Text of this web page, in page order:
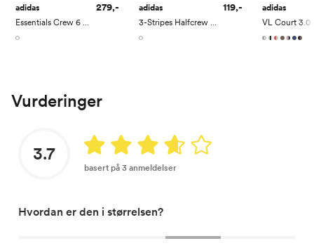
adidas
279,-
adidas
119,-
adidas
VL Court 3.0
Vurderinger
3.7
basert på 3 anmeldelser
Hvordan er den i størrelsen?